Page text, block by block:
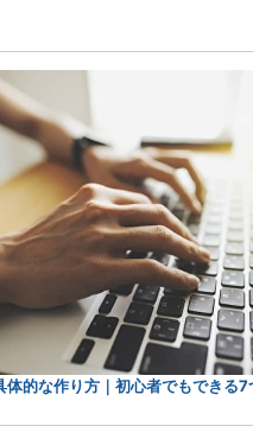
体的な作り方｜初心者でもできる7